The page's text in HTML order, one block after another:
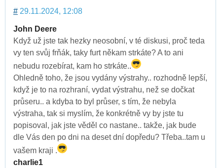
# 29.11.2024, 12:08
John Deere
Když už jste tak hezky neosobní, v té diskusi, proč teda
vy ten svůj frňák, taky furt někam strkáte? A to ani
nebudu rozebírat, kam ho strkáte..
Ohledně toho, že jsou vydány výstrahy.. rozhodně lepší,
když je to na rozhraní, vydat výstrahu, než se dočkat
průseru.. a kdyba to byl průser, s tím, že nebyla
výstraha, tak si myslím, že konkrétně vy by jste tu
popisoval, jak jste věděl co nastane.. takže, jak bude
dle Vás den po dni na deset dní dopředu? Třeba..tam u
vašem kraji .
charlie1